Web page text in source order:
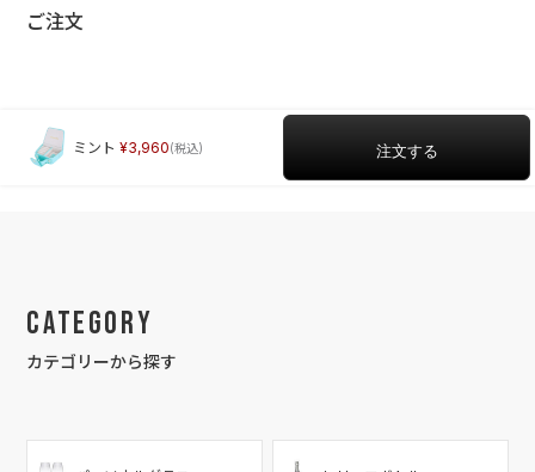
ご注文
ミント 3,960
Category
カテゴリーから探す